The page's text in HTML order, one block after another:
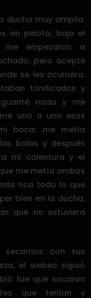
ducha muy amplia.
en pelota, bajo el
empezaron a
pero acepté
se les ocurriera.
tonificados y
aguanté nada y me
uno a uno esos
boca; me metía
bolas y después
mi calentura y el
me metía ambos
rica todo lo que
bien en la ducha,
que no estuviera
secamos con sus
el webeo siguió
fue que sacaron
que tenían y